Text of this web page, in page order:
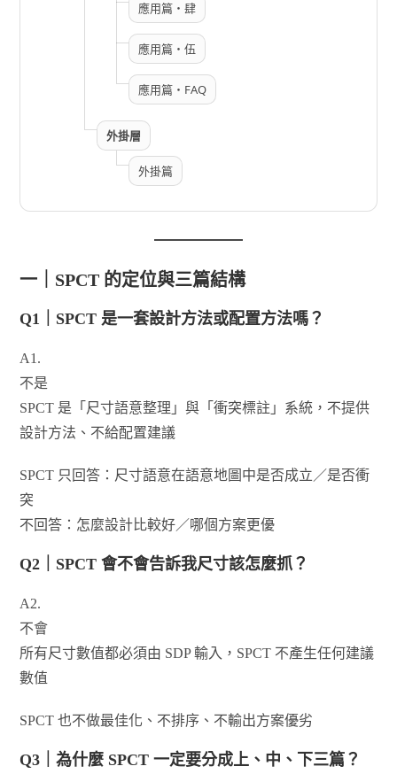
應用篇・肆
應用篇・伍
應用篇・FAQ
外掛層
外掛篇
一｜SPCT 的定位與三篇結構
Q1｜SPCT 是一套設計方法或配置方法嗎？
A1.
不是
SPCT 是「尺寸語意整理」與「衝突標註」系統，不提供
設計方法、不給配置建議
SPCT 只回答：尺寸語意在語意地圖中是否成立／是否衝
突
不回答：怎麼設計比較好／哪個方案更優
Q2｜SPCT 會不會告訴我尺寸該怎麼抓？
A2.
不會
所有尺寸數值都必須由 SDP 輸入，SPCT 不產生任何建議
數值
SPCT 也不做最佳化、不排序、不輸出方案優劣
Q3｜為什麼 SPCT 一定要分成上、中、下三篇？